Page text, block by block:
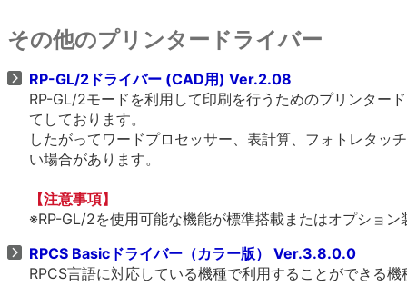
その他のプリンタードライバー
RP-GL/2ドライバー (CAD用) Ver.2.08
RP-GL/2モードを利用して印刷を行うためのプリンター
てしております。
したがってワードプロセッサー、表計算、フォトレタッ
い場合があります。
【注意事項】
※RP-GL/2を使用可能な機能が標準搭載またはオプショ
RPCS Basicドライバー（カラー版） Ver.3.8.0.0
RPCS言語に対応している機種で利用することができる